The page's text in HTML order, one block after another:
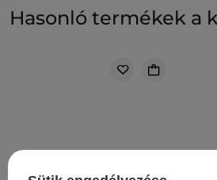
Hasonló termékek a